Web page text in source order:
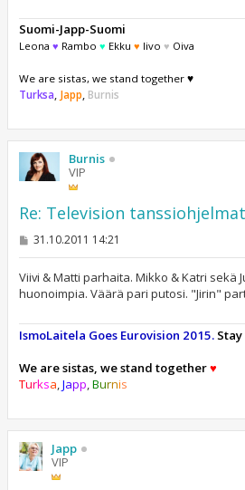
Suomi-Japp-Suomi
Leona ♥ Rambo ♥ Ekku ♥ Iivo ♥ Oiva
We are sistas, we stand together ♥
Turksa, Japp, Burnis
Burnis
VIP
Re: Television tanssiohjelmat
V
s
t
i
31.10.2011 14:21
Viivi & Matti parhaita. Mikko & Katri sekä
huonoimpia. Väärä pari putosi. "Jirin"
IsmoLaitela Goes Eurovision 2015.
We are sistas, we stand together♥
Turksa,Japp,Burnis
Japp
VIP